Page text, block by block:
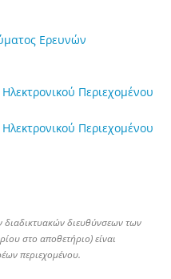
Ερευνών
Περιεχομένου
Περιεχομένου
διαδικτυακών διευθύνσεων των
στο αποθετήριο) είναι
περιεχομένου.